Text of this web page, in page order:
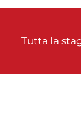
Tutta la